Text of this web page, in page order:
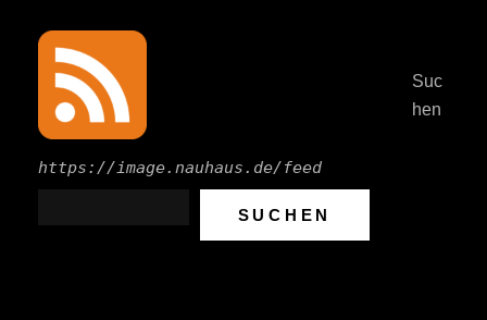
https://image.nauhaus.de/feed
Suc
hen
SUCHEN